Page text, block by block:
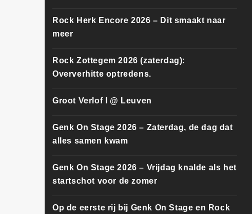
Rock Herk Encore 2026 – Dit smaakt naar
meer
Rock Zottegem 2026 (zaterdag):
Oververhitte optredens.
Groot Verlof I @ Leuven
Genk On Stage 2026 – Zaterdag, de dag dat
alles samen kwam
Genk On Stage 2026 – Vrijdag knalde als het
startschot voor de zomer
Op de eerste rij bij Genk On Stage en Rock